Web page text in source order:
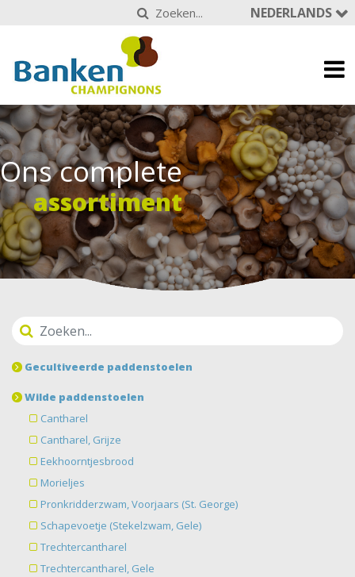
NEDERLANDS
Ons complete
assortiment
Gecultiveerde paddenstoelen
Wilde paddenstoelen
Cantharel
Cantharel, Grijze
Eekhoorntjesbrood
Morieljes
Pronkridderzwam, Voorjaars (St. George)
Schapevoetje (Stekelzwam, Gele)
Trechtercantharel
Trechtercantharel, Gele